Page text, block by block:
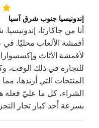
إندونيسيا جنوب شرق آسيا
أنا من جاكارتا،
لأقمشة الأثاث
للتجارة في ذلك الوقت،
المنتجات التي أريدها،
الشراء، كل ما عليّ فعله
بسرعة أحد كبار تجار